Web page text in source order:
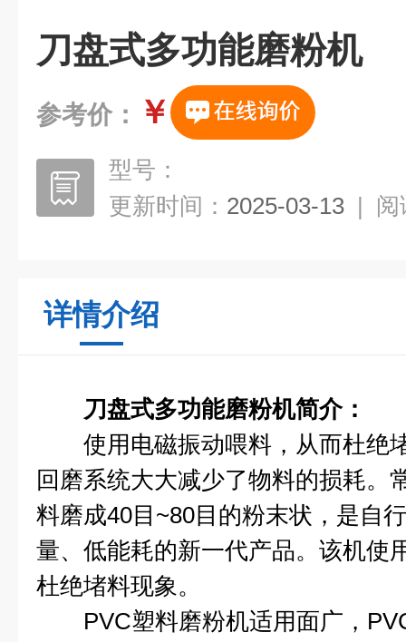
刀盘式多功能磨粉机
参考价： ￥
型号：
更新时间： 2025-03-13 | 阅
详情介绍
刀盘式多功能磨粉机简介：
使用电磁振动喂料，从而杜绝
回磨系统大大减少了物料的损耗。
料磨成40目~80目的粉末状，是自
量、低能耗的新一代产品。该机使
杜绝堵料现象。
PVC塑料磨粉机适用面广，